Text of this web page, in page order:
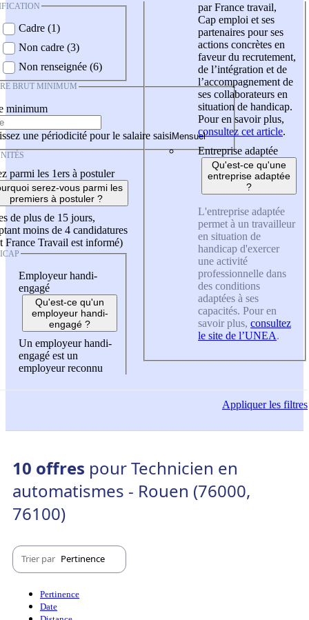
Cadre (1)
Non cadre (3)
Non renseignée (6)
BRUT MINIMUM
minimum
une périodicité pour le salaire saisi
parmi les 1ers à postuler
serez-vous parmi les
premiers à postuler ?
de plus de 15 jours,
moins de 4 candidatures
France Travail est informé)
Employeur handi-
engagé
Qu'est-ce qu'un
employeur handi-
engagé ?
Un employeur handi-
engagé est un
employeur reconnu
par France travail,
Cap emploi et ses
partenaires pour ses
actions concrètes en
faveur du recrutement,
de l’intégration et de
l’accompagnement de
ses collaborateurs en
situation de handicap.
Pour en savoir plus,
consultez cet article.
Entreprise adaptée
Qu'est-ce qu'une
entreprise adaptée
?
L'entreprise adaptée
permet à un travailleur
en situation de
handicap d'exercer
une activité
professionnelle dans
des conditions
adaptées à ses
capacités. Pour en
savoir plus, consultez
le site de l’UNEA.
Appliquerles filtres
10 offres pour Technicien en
automatismes - Rouen (76000,
76100)
Trier par Pertinence
Pertinence
Date